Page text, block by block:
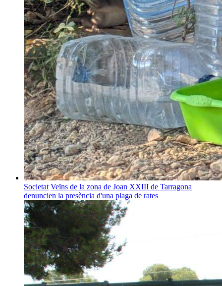
Societat Veïns de la zona de Joan XXIII de Tarragona
denuncien la presència d'una plaga de rates